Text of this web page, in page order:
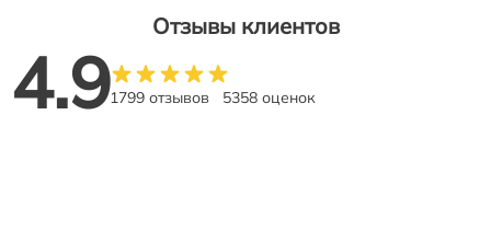
Отзывы клиентов
4.91799 отзывов 5358 оценок